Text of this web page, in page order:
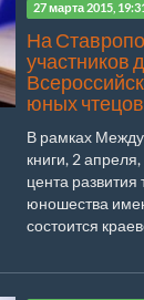
27 марта 2015,
На
участников
юных чтецов
В рамках
книги, 2
цента развития
юношества
состоится